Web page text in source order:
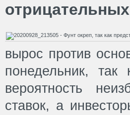
вырос против
понедельник,
вероятность
ставок, а